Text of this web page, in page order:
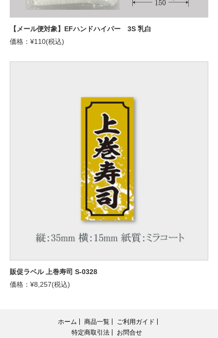
【メール便対象】EFハンドハイパー 3S 乳白
価格：¥110(税込)
販促ラベル 上巻寿司 S-0328
価格：¥8,257(税込)
ホーム 商品一覧
ご利用ガイド
特定商取引法
お問合せ